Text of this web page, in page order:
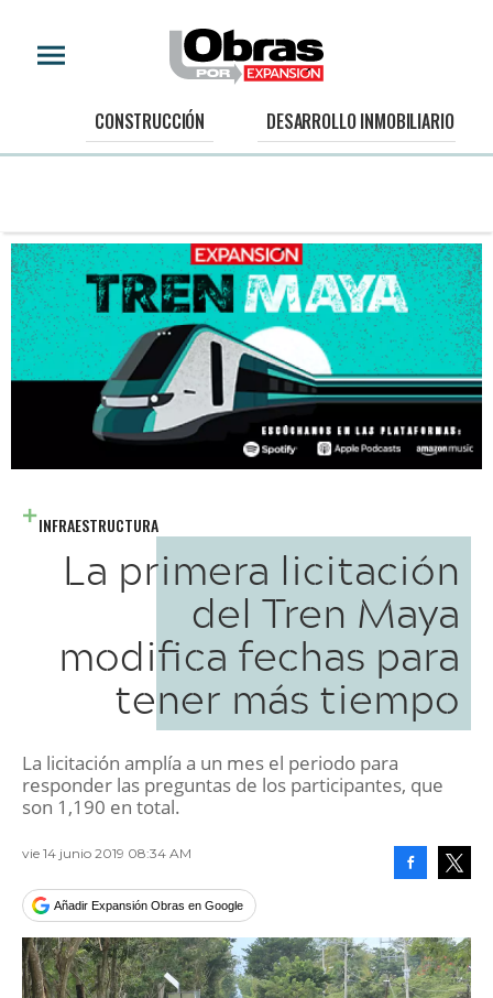
CONSTRUCCIÓN DESARROLLO INMOBILIARIO
INFRAESTRUCTURA
La primera licitación
del Tren Maya
modifica fechas para
tener más tiempo
La licitación amplía a un mes el periodo para
responder las preguntas de los participantes, que
son 1,190 en total.
vie 14 junio 2019 08:34 AM
Añadir Expansión Obras en Google